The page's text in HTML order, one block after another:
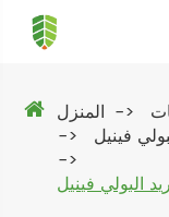
المنزل
فينيل
فينيل